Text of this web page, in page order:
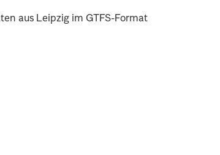
aus Leipzig im GTFS-Format